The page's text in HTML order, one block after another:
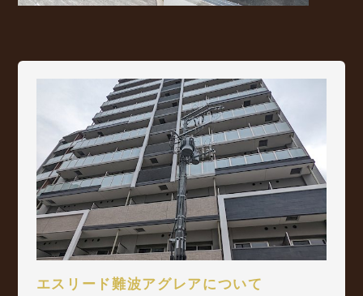
エスリード難波アグレアについて